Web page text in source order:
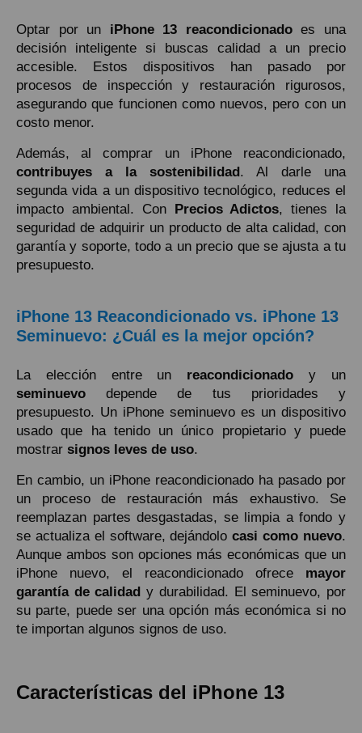
Optar por un iPhone 13 reacondicionadoes una
decisión inteligente si buscas calidad a un precio
accesible. Estos dispositivos han pasado por
procesos de inspección y restauración rigurosos,
asegurando que funcionen como nuevos, pero con un
costo menor.
Además, al comprar un iPhone reacondicionado,
contribuyes a la sostenibilidad. Al darle una
segunda vida a un dispositivo tecnológico, reduces el
impacto ambiental. Con Precios Adictos, tienes la
seguridad de adquirir un producto de alta calidad, con
garantía y soporte, todo a un precio que se ajusta a tu
presupuesto.
iPhone 13 Reacondicionado vs. iPhone 13
Seminuevo: ¿Cuál es la mejor opción?
La elección entre un reacondicionado y un
seminuevo depende de tus prioridades y
presupuesto. Un iPhone seminuevo es un dispositivo
usado que ha tenido un único propietario y puede
mostrar signos leves de uso.
En cambio, un iPhone reacondicionado ha pasado por
un proceso de restauración más exhaustivo. Se
reemplazan partes desgastadas, se limpia a fondo y
se actualiza el software, dejándolocasi como nuevo.
Aunque ambos son opciones más económicas que un
iPhone nuevo, el reacondicionado ofrece mayor
garantía de calidad y durabilidad. El seminuevo, por
su parte, puede ser una opción más económica si no
te importan algunos signos de uso.
Características del iPhone 13